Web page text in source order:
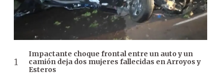
Impactante choque frontal entre un auto y un
camión deja dos mujeres fallecidas en Arroyos y
Esteros